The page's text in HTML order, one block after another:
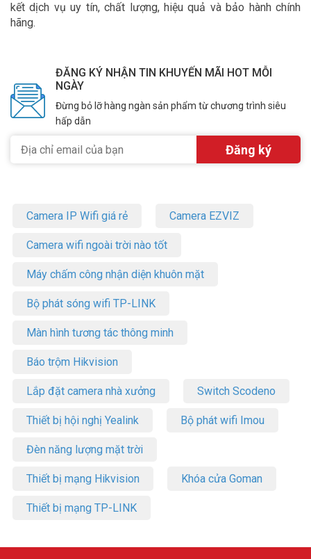
kết dịch vụ uy tín, chất lượng, hiệu quả và bảo hành chính
hãng.
ĐĂNG KÝ NHẬN TIN KHUYẾN MÃI HOT MỖI
NGÀY
Đừng bỏ lỡ hàng ngàn sản phẩm từ chương trình siêu
hấp dẫn
Camera IP Wifi giá rẻ Camera EZVIZ
Camera wifi ngoài trời nào tốt
Máy chấm công nhận diện khuôn mặt
Bộ phát sóng wifi TP-LINK
Màn hình tương tác thông minh
Báo trộm Hikvision
Lắp đặt camera nhà xưởng Switch Scodeno
Thiết bị hội nghị Yealink Bộ phát wifi Imou
Đèn năng lượng mặt trời
Thiết bị mạng Hikvision Khóa cửa Goman
Thiết bị mạng TP-LINK